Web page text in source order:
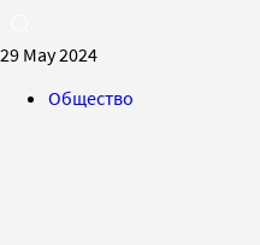
29 May 2024
Общество